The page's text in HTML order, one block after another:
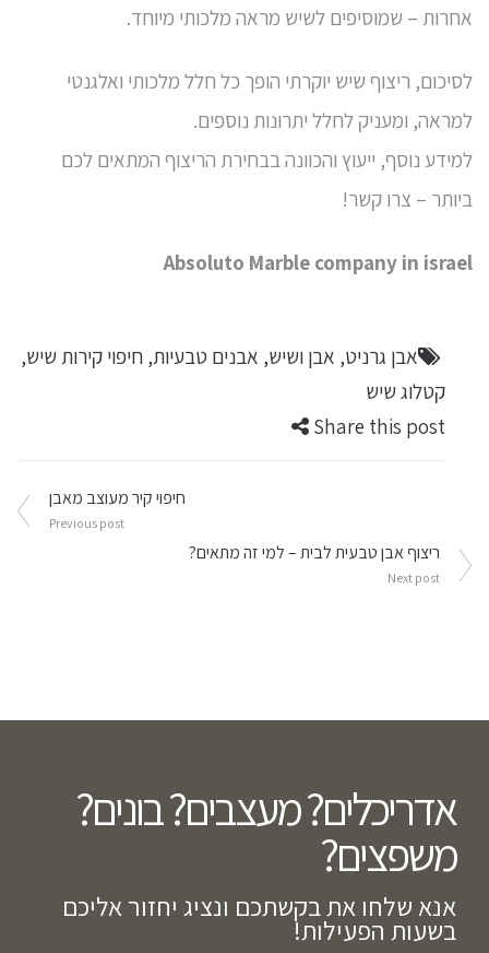
אחרות – שמוסיפים לשיש מראה מלכותי מיוחד.
לסיכום, ריצוף שיש יוקרתי הופך כל חלל מלכותי ואלגנטי
למראה, ומעניק לחלל יתרונות נוספים.
למידע נוסף, ייעוץ והכוונה בבחירת הריצוף המתאים לכם
ביותר – צרו קשר!
Absoluto Marble company in israel
אבן גרניט, אבן ושיש, אבנים טבעיות, חיפוי קירות שיש,
קטלוג שיש
Share this post
חיפוי קיר מעוצב מאבן
Previous post
ריצוף אבן טבעית לבית – למי זה מתאים?
Next post
אדריכלים? מעצבים? בונים?
משפצים?​
אנא שלחו את בקשתכם ונציג יחזור אליכם
בשעות הפעילות!